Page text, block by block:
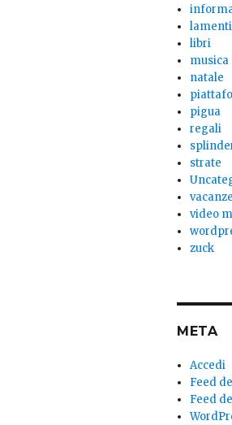
lamenti
libri
musica
natale
pigua
regali
strate
vacanze
video
zuck
META
Accedi
Feed
Feed